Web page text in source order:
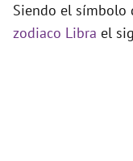
Siendo el símbolo
zodiaco Libra el